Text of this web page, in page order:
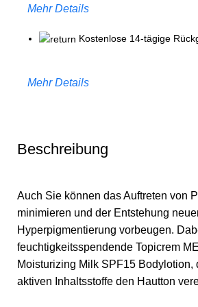
Mehr Details
Kostenlose 14-tägige
Mehr Details
Beschreibung
Auch Sie können das Auftreten von
minimieren und der Entstehung
Hyperpigmentierung vorbeugen.
feuchtigkeitsspendende Topicrem
Moisturizing Milk SPF15 Bodylotion,
aktiven Inhaltsstoffe den Hautton